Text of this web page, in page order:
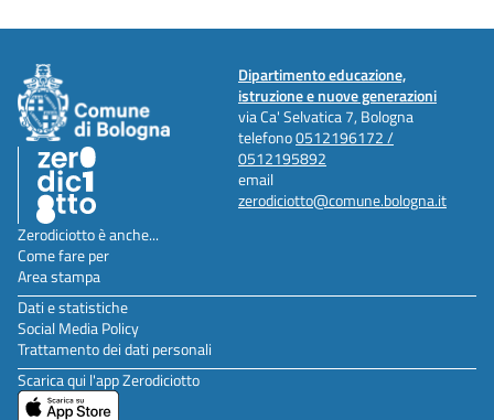
Dipartimento educazione,
istruzione e nuove generazioni
via Ca' Selvatica 7, Bologna
telefono0512196172 /
0512195892
email
zerodiciotto@comune.bologna.it
Zerodiciotto è anche...
Come fare per
Area stampa
Dati e statistiche
Social Media Policy
Trattamento dei dati personali
Scarica qui l'app Zerodiciotto